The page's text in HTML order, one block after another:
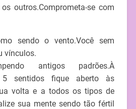
outros.Comprometa-se com
sendo o vento.Você sem
vínculos.
antigos padrões.À
5 sentidos fique aberto às
volta e a todos os tipos de
sua mente sendo tão fértil